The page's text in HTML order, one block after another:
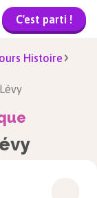
C'est parti !
Histoire